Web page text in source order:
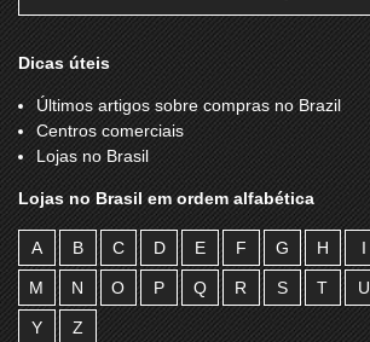
Dicas úteis
Últimos artigos sobre compras no Brazil
Centros comerciais
Lojas no Brasil
Lojas no Brasil em ordem alfabética
A B C D E F G H I
M N O P Q R S T U
Y Z